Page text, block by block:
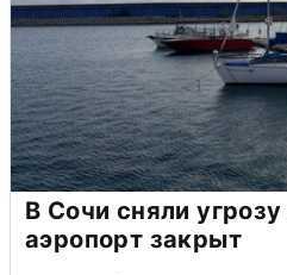
В Сочи сняли
аэропорт закрыт